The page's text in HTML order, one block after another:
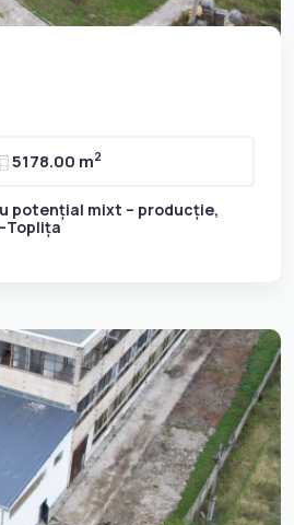
5178.00 m2
potențial mixt – producție,